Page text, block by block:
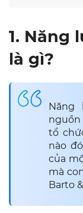
1. Năng
là gì?
Năng
tổ
nào
của
mà
Barto